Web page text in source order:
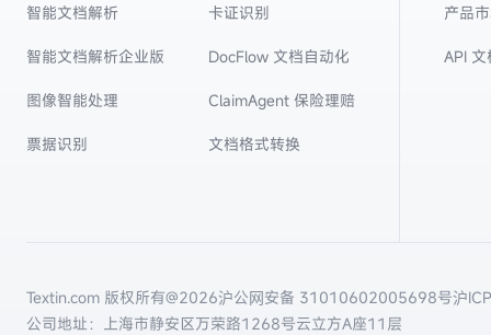
智能文档解析
智能文档解析企业版
图像智能处理
票据识别
卡证识别
DocFlow 文档自动化
ClaimAgent 保险理赔
文档格式转换
产品
API
Textin.com 版权所有@2026沪公网安备 31010602005698号沪
公司地址：上海市静安区万荣路1268号云立方A座11层